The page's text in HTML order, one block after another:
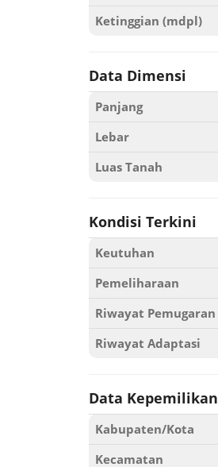
Ketinggian (mdpl)
Data Dimensi
Panjang
Lebar
Luas Tanah
Kondisi Terkini
Keutuhan
Pemeliharaan
Riwayat Pemugaran
Riwayat Adaptasi
Data Kepemilikan
Kabupaten/Kota
Kecamatan